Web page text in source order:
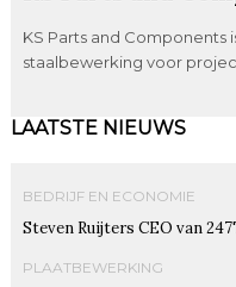
KS Parts and Components
staalbewerking voor
LAATSTE NIEUWS
BEDRIJF EN ECONOMIE
Steven Ruijters CEO van
PLAATBEWERKING